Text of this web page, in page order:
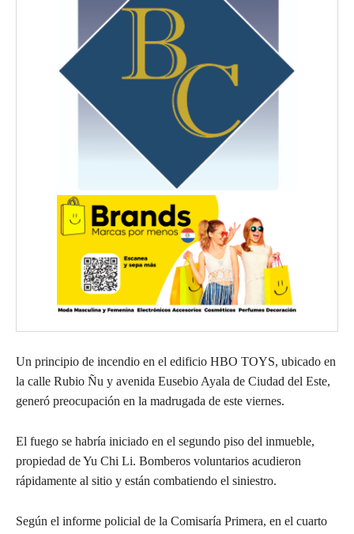
Un principio de incendio en el edificio HBO TOYS, ubicado en
la calle Rubio Ñu y avenida Eusebio Ayala de Ciudad del Este,
generó preocupación en la madrugada de este viernes.
El fuego se habría iniciado en el segundo piso del inmueble,
propiedad de Yu Chi Li. Bomberos voluntarios acudieron
rápidamente al sitio y están combatiendo el siniestro.
Según el informe policial de la Comisaría Primera, en el cuarto